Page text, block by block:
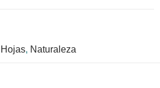
Hojas, Naturaleza